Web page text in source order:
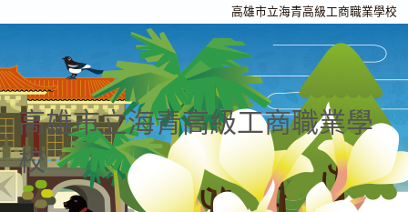
高雄市立海青高級工商職業學校
高雄市立海青高級工商職業學
校